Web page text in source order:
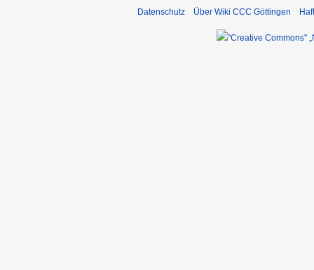
Datenschutz Über Wiki CCC Göttingen